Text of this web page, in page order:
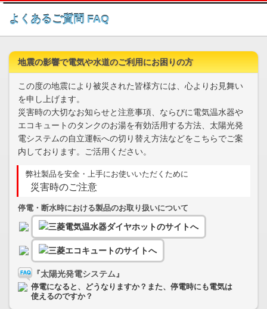
このページの本文へ
よくあるご質問 FAQ
地震の影響で電気や水道のご利用にお困りの方
この度の地震により被災された皆様方には、心よりお見舞い
を申し上げます。
災害時の大切なお知らせと注意事項、ならびに電気温水器や
エコキュートのタンクのお湯を有効活用する方法、太陽光発
電システムの自立運転への切り替え方法などをこちらでご案
内しております。ご活用ください。
弊社製品を安全・上手にお使いいただくために
災害時のご注意
停電・断水時における製品のお取り扱いについて
『太陽光発電システム』
停電になると、どうなりますか？また、停電時にも電気は
使えるのですか？